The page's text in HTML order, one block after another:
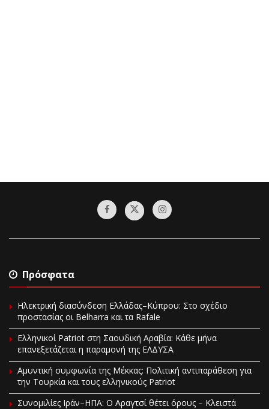
Πρόσφατα
Ηλεκτρική διασύνδεση Ελλάδας–Κύπρου: Στο σχέδιο
προστασίας οι Belharra και τα Rafale
Ελληνικοί Patriot στη Σαουδική Αραβία: Κάθε μήνα
επανεξετάζεται η παραμονή της ΕΛΔΥΣΑ
Αμυντική συμφωνία της Μέκκας: Πολιτική αντιπαράθεση για
την Τουρκία και τους ελληνικούς Patriot
Συνομιλίες Ιράν–ΗΠΑ: Ο Αραγτσί θέτει όρους – Κλειστά